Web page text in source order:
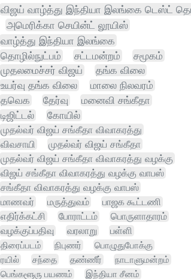
விஜய் வாழ்த்து இந்தியா இலங்கை டெஸ்ட்
அமெரிக்கா செயின்ட் லூயிஸ்
வாழ்த்து இந்தியா இலங்கை
தொழில்நுட்பம்
சட்டமன்றம் சமூகம்
முதலமைச்சர் விஜய்
தங்க விலை
உயர்வு தங்க விலை
மாலை நிலவரம்
தவெக
தேர்வு
மனைவி சங்கீதா
டிஜிட்டல்
கோயில்
முதல்வர் விஜய் சங்கீதா விவாகரத்து
விவசாயி
முதல்வர் விஜய் சங்கீதா
முதல்வர் விஜய் சங்கீதா விவாகரத்து வழக்கு
விஜய் சங்கீதா விவாகரத்து வழக்கு வாபஸ்
சங்கீதா விவாகரத்து வழக்கு வாபஸ்
மாணவர்
மருத்துவம்
பாஜக கூட்டணி
எதிர்க்கட்சி
போராட்டம்
பொருளாதாரம்
வழக்குப்பதிவு
வரலாறு
பள்ளி
திரைப்படம்
நிபுணர்
பொழுதுபோக்கு
ரயில்
சந்தை தண்ணீர்
நாடாளுமன்றம்
பெங்களூரு பயணம்
இந்தியா சீனம்